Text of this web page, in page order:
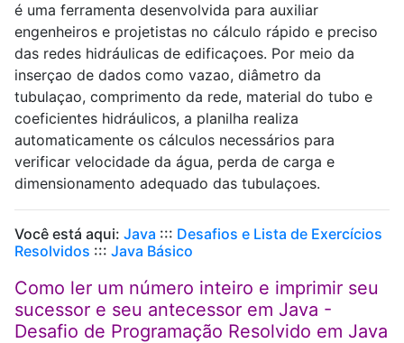
é uma ferramenta desenvolvida para auxiliar
engenheiros e projetistas no cálculo rápido e preciso
das redes hidráulicas de edificaçoes. Por meio da
inserçao de dados como vazao, diâmetro da
tubulaçao, comprimento da rede, material do tubo e
coeficientes hidráulicos, a planilha realiza
automaticamente os cálculos necessários para
verificar velocidade da água, perda de carga e
dimensionamento adequado das tubulaçoes.
Você está aqui: Java ::: Desafios e Lista de Exercícios
Resolvidos ::: Java Básico
Como ler um número inteiro e imprimir seu
sucessor e seu antecessor em Java -
Desafio de Programação Resolvido em Java